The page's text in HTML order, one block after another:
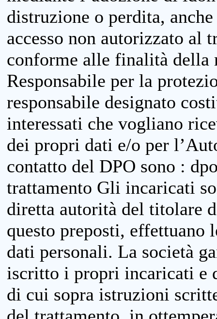
distruzione o perdita,
accesso non autorizzato al
conforme alle finalità della
Responsabile per la
responsabile designato
interessati che vogliano
dei propri dati e/o per
contatto del DPO sono :
trattamento Gli incaricati
diretta autorità del titolare
questo preposti, effettuano
dati personali. La società
iscritto i propri incaricati e
di cui sopra istruzioni